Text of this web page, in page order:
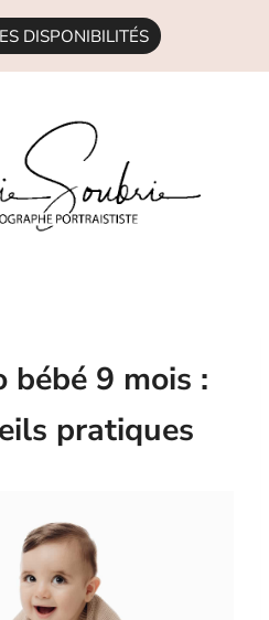
DISPONIBILITÉS
bébé 9 mois :
pratiques